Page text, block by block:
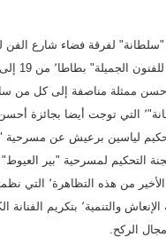
بطاطا٬ من 19 إلى 23 يونيو الجاري.
النصر عن دوره
التحكيم لمسرحية "بير
كما تميز
الركح.